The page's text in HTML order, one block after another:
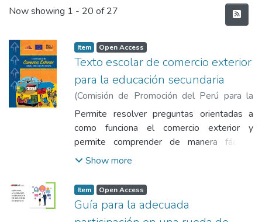
Recent Submissions
Now showing 1 - 20 of 27
Item Open Access
Texto escolar de comercio exterior
para la educación secundaria
(Comisión de Promoción del Perú para la
Exportación y el Turismo,2008)Comisión
de Promoción del Perú para la Exportación
y el Turismo;MINEDU
Permite resolver preguntas orientadas a
como funciona el comercio exterior y
permite comprender de manera fácil y
simple en qué consisten las exportaciones y
todos los peruanos. Además tiene como
objetivo que los alumnos entiendan y
promuevan la cultura exportadora, el
Show more
Item Open Access
Guía para la adecuada